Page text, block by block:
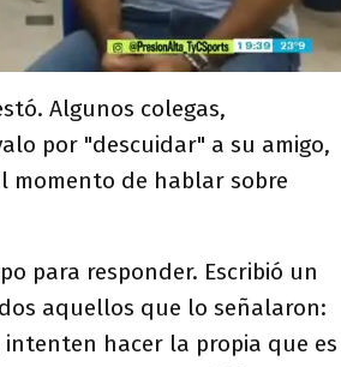
Algunos colegas,
por "descuidar" a su amigo,
momento de hablar sobre
para responder. Escribió un
aquellos que lo señalaron:
hacer la propia que es